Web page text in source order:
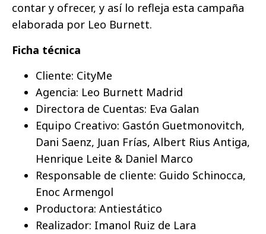
contar y ofrecer, y así lo refleja esta campaña
elaborada por Leo Burnett.
Ficha técnica
Cliente: CityMe
Agencia: Leo Burnett Madrid
Directora de Cuentas: Eva Galan
Equipo Creativo: Gastón Guetmonovitch,
Dani Saenz, Juan Frías, Albert Rius Antiga,
Henrique Leite & Daniel Marco
Responsable de cliente: Guido Schinocca,
Enoc Armengol
Productora: Antiestático
Realizador: Imanol Ruiz de Lara